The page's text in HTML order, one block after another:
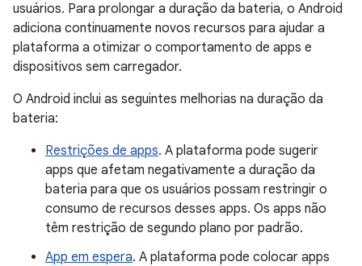
usuários. Para prolongar a duração da bateria, o Android
adiciona continuamente novos recursos para ajudar a
plataforma a otimizar o comportamento de apps e
dispositivos sem carregador.
O Android inclui as seguintes melhorias na duração da
bateria:
Restrições de apps. A plataforma pode sugerir
apps que afetam negativamente a duração da
bateria para que os usuários possam restringir o
consumo de recursos desses apps. Os apps não
têm restrição de segundo plano por padrão.
App em espera. A plataforma pode colocar apps